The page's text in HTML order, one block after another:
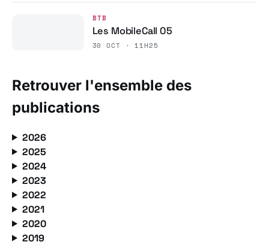
BTB
Les MobileCall 05
30 OCT · 11H25
Retrouver l'ensemble des
publications
2026
2025
2024
2023
2022
2021
2020
2019